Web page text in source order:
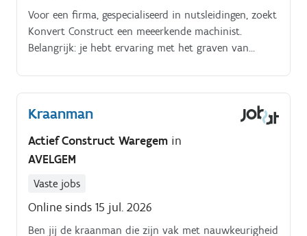
Voor een firma, gespecialiseerd in nutsleidingen, zoekt
Konvert Construct een meeerkende machinist.
Belangrijk: je hebt ervaring met het graven van
nutsleidingen.
Kraanman
Actief Construct Waregem in
AVELGEM
Vaste jobs
Online sinds 15 jul. 2026
Ben jij de kraanman die zijn vak met nauwkeurigheid